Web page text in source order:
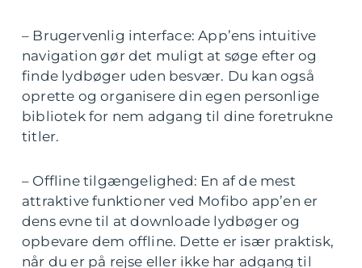
– Brugervenlig interface: App’ens intuitive
navigation gør det muligt at søge efter og
finde lydbøger uden besvær. Du kan også
oprette og organisere din egen personlige
bibliotek for nem adgang til dine foretrukne
titler.
– Offline tilgængelighed: En af de mest
attraktive funktioner ved Mofibo app’en er
dens evne til at downloade lydbøger og
opbevare dem offline. Dette er især praktisk,
når du er på rejse eller ikke har adgang til